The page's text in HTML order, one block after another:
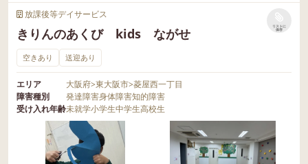
放課後等デイサービス
きりんのあくび kids ながせ
リストに
保存
空きあり 送迎あり
エリア 大阪府>東大阪市>菱屋西一丁目
障害種別
発達障害身体障害知的障害
受け入れ年齢未就学小学生中学生高校生